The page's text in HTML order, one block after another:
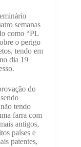
semanas
como “PL
o perigo
tendo em
dia 19
do
tendo
farra com
antigos,
países e
patentes,